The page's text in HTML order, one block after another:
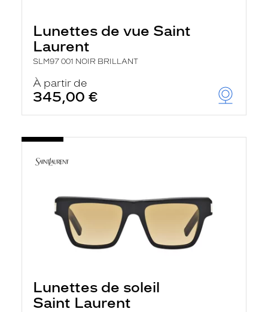
Lunettes de vue Saint
Laurent
SLM97 001 NOIR BRILLANT
À partir de
345,00 €
Lunettes de soleil
Saint Laurent